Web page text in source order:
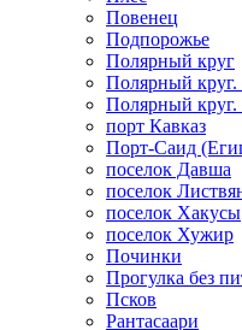
Повенец
Подпорожье
Полярный круг
Полярный круг.
Полярный круг.
порт Кавказ
Порт-Саид
поселок Давша
поселок
поселок Хакусы
поселок Хужир
Починки
Прогулка без
Псков
Рантасаари